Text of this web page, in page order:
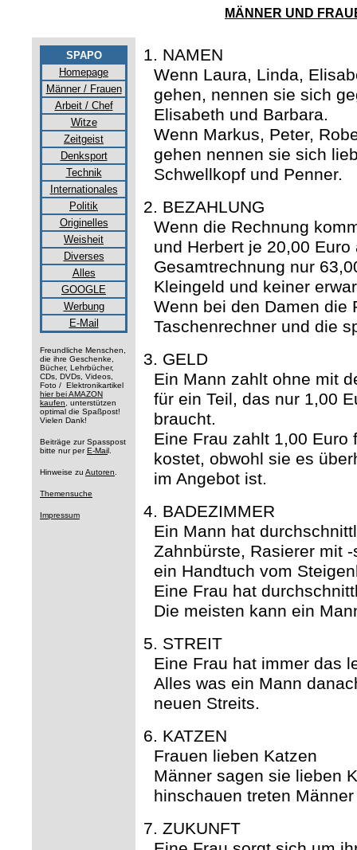
MÄNNER UND
SPAPO
Homepage
Männer / Frauen
Arbeit / Chef
Witze
Zeitgeist
Denksport
Technik
Internationales
Politik
Originelles
Weisheit
Diverses
Alles
GOOGLE
Werbung
E-Mail
Freundliche Menschen,
die ihre Geschenke,
Bücher, Lehrbücher,
CDs, DVDs, Videos,
Foto / Elektronikartikel
hier bei AMAZON
kaufen, unterstützen
optimal die Spaßpost!
Vielen Dank!
Beiträge zur Spasspost
bitte nur per E-Mai l.
Hinweise zu Autoren.
Themensuche
Impressum
1. NAMEN
Wenn Laura, Linda,
gehen, nennen sie sich
Elisabeth und Barbara.
Wenn Markus, Peter,
gehen nennen sie sich
Schwellkopf und Penner.
2. BEZAHLUNG
Wenn die Rechnung
und Herbert je 20,00
Gesamtrechnung nur
Kleingeld und keiner
Wenn bei den Damen die
Taschenrechner und die
3. GELD
Ein Mann zahlt ohne mit
für ein Teil, das nur 1,00
braucht.
Eine Frau zahlt 1,00 Euro
kostet, obwohl sie es
im Angebot ist.
4. BADEZIMMER
Ein Mann hat
Zahnbürste, Rasierer mit
ein Handtuch vom
Eine Frau hat
Die meisten kann ein
5. STREIT
Eine Frau hat immer das
Alles was ein Mann
neuen Streits.
6. KATZEN
Frauen lieben Katzen
Männer sagen sie lieben
hinschauen treten
7. ZUKUNFT